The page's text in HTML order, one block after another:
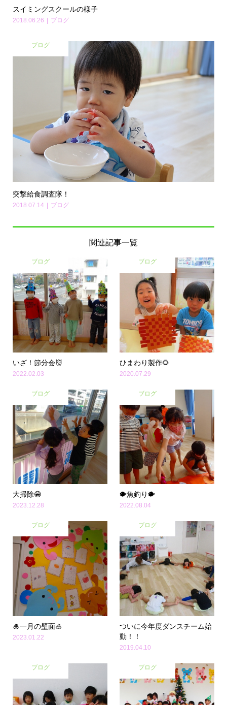
スイミングスクールの様子
2018.06.26 ブログ
ブログ
突撃給食調査隊！
2018.07.14 ブログ
関連記事一覧
ブログ
いざ！節分会👹
2022.02.03
ブログ
ひまわり製作🌻
2020.07.29
ブログ
大掃除😁
2023.12.28
ブログ
🐡魚釣り🐡
2022.08.04
ブログ
🎍一月の壁面🎍
2023.01.22
ブログ
ついに今年度ダンスチーム始
動！！
2019.04.10
ブログ ブログ